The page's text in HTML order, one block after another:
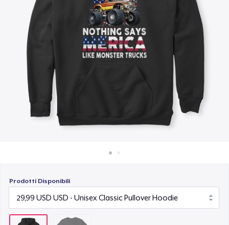
Vendi ovunque
Vendi qualsiasi cosa
Prodotti Disponibili